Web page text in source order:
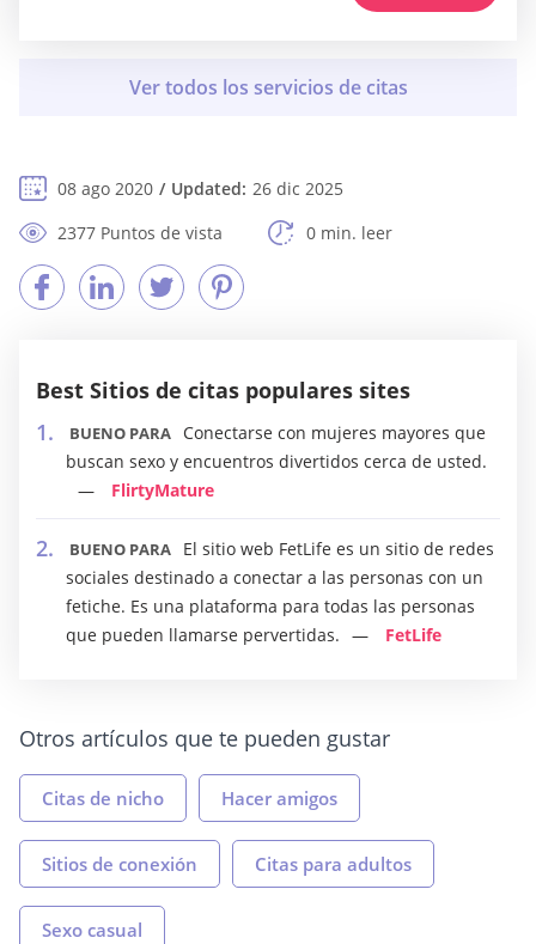
08 ago 2020 Updated: 26 dic 2025
2377 Puntos de vista
0 min. leer
Best Sitios de citas populares sites
BUENO PARA
Conectarse con mujeres mayores que
buscan sexo y encuentros divertidos cerca de usted.
FlirtyMature
BUENO PARA
El sitio web FetLife es un sitio de redes
sociales destinado a conectar a las personas con un
fetiche. Es una plataforma para todas las personas
que pueden llamarse pervertidas.
FetLife
Otros artículos que te pueden gustar
Citas de nicho Hacer amigos
Sitios de conexión Citas para adultos
Sexo casual